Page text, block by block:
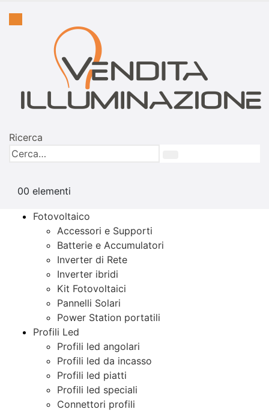
Ricerca
00 elementi
Fotovoltaico
Accessori e Supporti
Batterie e Accumulatori
Inverter di Rete
Inverter ibridi
Kit Fotovoltaici
Pannelli Solari
Power Station portatili
Profili Led
Profili led angolari
Profili led da incasso
Profili led piatti
Profili led speciali
Connettori profili